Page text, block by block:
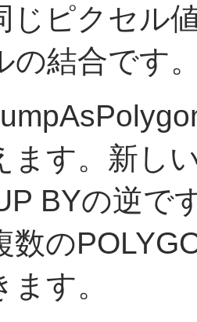
じピクセル
の結合です
ます。新し
BYの逆で
数の
ます。